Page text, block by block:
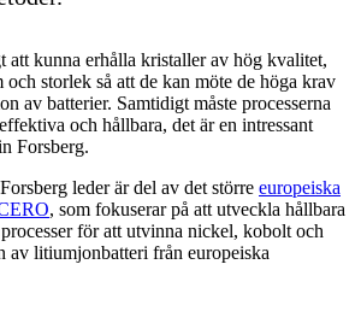
att kunna erhålla kristaller av hög kvalitet,
storlek så att de kan möte de höga krav
av batterier. Samtidigt måste processerna
och hållbara, det är en intressant
Forsberg.
leder är del av det större europeiska
, som fokuserar på att utveckla hållbara
för att utvinna nickel, kobolt och
av litiumjonbatteri från europeiska